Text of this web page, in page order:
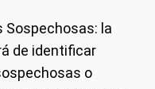
la
de identificar
o